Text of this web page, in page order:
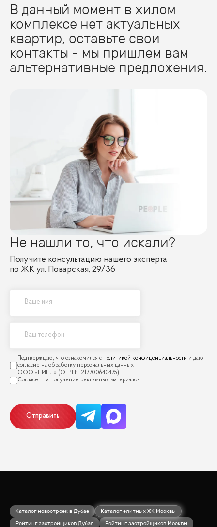
В данный момент в жилом
комплексе нет актуальных
квартир, оставьте свои
контакты - мы пришлем вам
альтернативные предложения.
Не нашли то, что искали?
Получите консультацию нашего эксперта
по ЖК ул. Поварская, 29/36
политикой конфиденциальности
Отправить
Каталог новостроек в Дубае
Каталог элитных ЖК Москвы
Рейтинг застройщиков Дубая
Рейтинг застройщиков Москвы